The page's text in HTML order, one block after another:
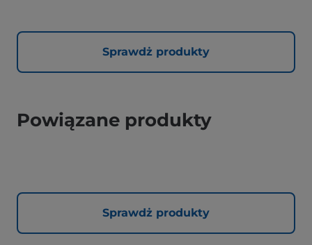
Sprawdż produkty
Powiązane produkty
Sprawdż produkty